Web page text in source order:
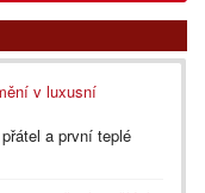
v luxusní
a první teplé